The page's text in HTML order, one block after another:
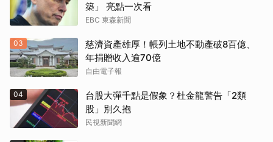
築」 亮點一次看
EBC 東森新聞
03
慈濟資產雄厚！帳列土地不動產破8百億、
年捐贈收入逾70億
自由電子報
04
台股大彈千點是假象？杜金龍警告「2類
股」別久抱
民視新聞網